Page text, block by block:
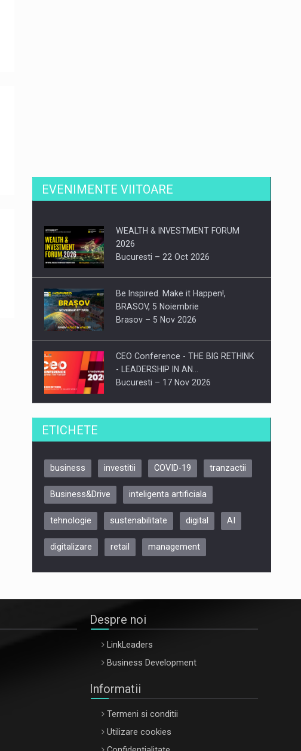
EVENIMENTE VIITOARE
WEALTH & INVESTMENT FORUM
2026
Bucuresti – 22 Oct 2026
Be Inspired. Make it Happen!,
BRASOV, 5 Noiembrie
Brasov – 5 Nov 2026
CEO Conference - THE BIG RETHINK
- LEADERSHIP IN AN…
Bucuresti – 17 Nov 2026
Be Inspired. Make it Happen!, CLUJ, 9
ARTEMIS LETO, ORADEA, 8
Oradea – 8 Oct 2026
ETICHETE
business investitii COVID-19 tranzactii
Business&Drive inteligenta artificiala
tehnologie sustenabilitate digital AI
digitalizare retail management
Despre noi
LinkLeaders
Business Development
Informatii
Termeni si conditii
Utilizare cookies